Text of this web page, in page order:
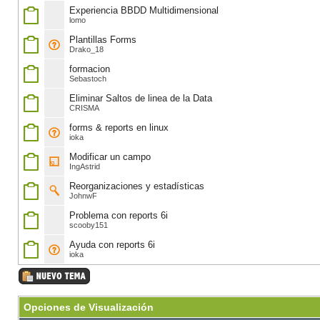
Experiencia BBDD Multidimensional
lomo
Plantillas Forms
Drako_18
formacion
Sebastoch
Eliminar Saltos de linea de la Data
CRISMA
forms & reports en linux
ioka
Modificar un campo
IngAstrid
Reorganizaciones y estadísticas
JohnwF
Problema con reports 6i
scooby151
Ayuda con reports 6i
ioka
Opciones de Visualización